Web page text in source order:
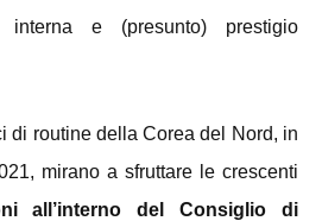
interna e (presunto) prestigio
di routine della Corea del Nord, in
mirano a sfruttare le crescenti
all’interno del Consiglio di